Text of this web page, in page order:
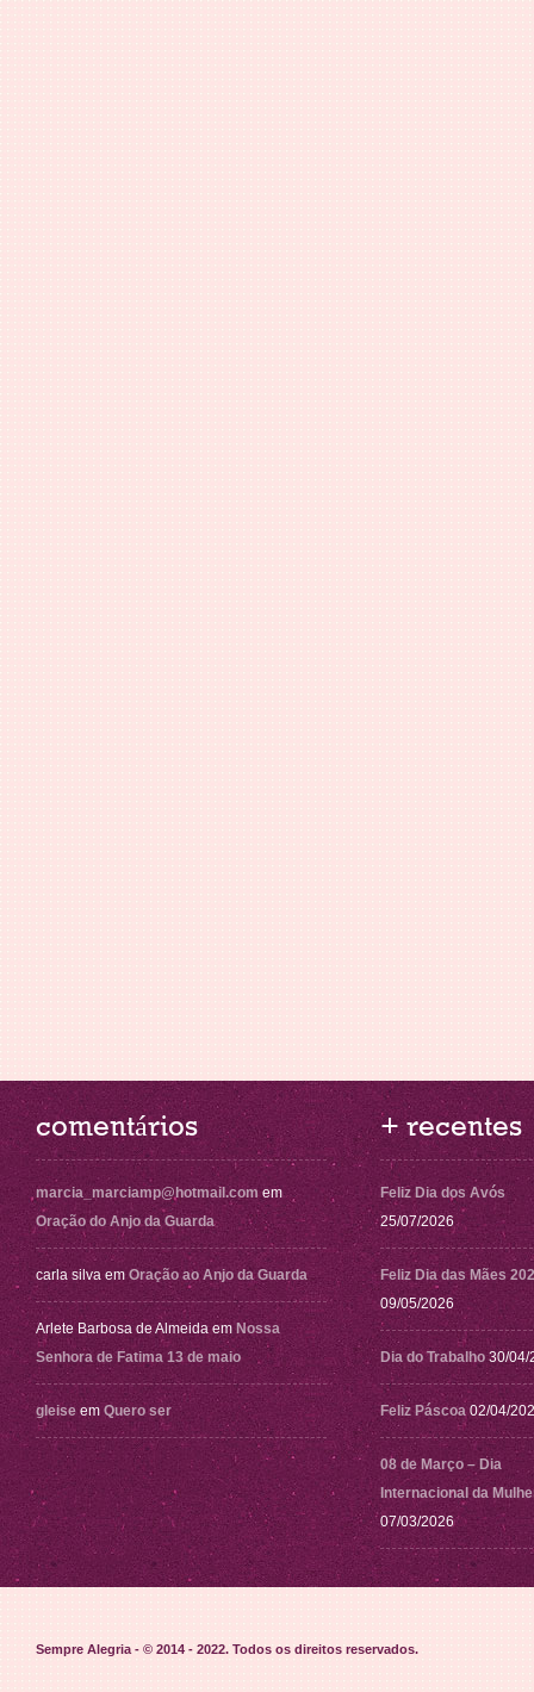
comentários
marcia_marciamp@hotmail.com em
Oração do Anjo da Guarda
carla silva em Oração ao Anjo da Guarda
Arlete Barbosa de Almeida em Nossa
Senhora de Fatima 13 de maio
gleise em Quero ser
+ recentes
Feliz Dia dos Avós
25/07/2026
Feliz Dia das Mães
09/05/2026
Dia do Trabalho 30/04/
Feliz Páscoa 02/04/
08 de Março – Dia
Internacional da
07/03/2026
Sempre Alegria - © 2014 - 2022. Todos os direitos reservados.